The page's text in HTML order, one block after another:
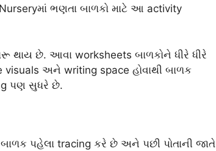
ભણતા બાળકો માટે આ activity
થાય છે. આવા worksheets બાળકોને ધીરે ધીરે
અને writing space હોવાથી બાળક
પણ સુધરે છે.
પહેલા tracing કરે છે અને પછી પોતાની જાતે